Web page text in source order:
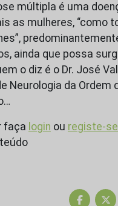
múltipla é uma
as mulheres, “como
ainda que possa
o diz é o Dr. José
Neurologia da Ordem
faça login ou registe-se